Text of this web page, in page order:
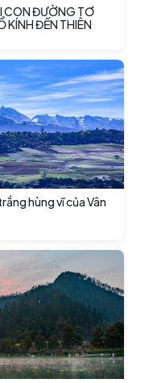
CON ĐƯỜNG TƠ
KÍNH ĐẾN THIÊN
hùng vĩ của Vân